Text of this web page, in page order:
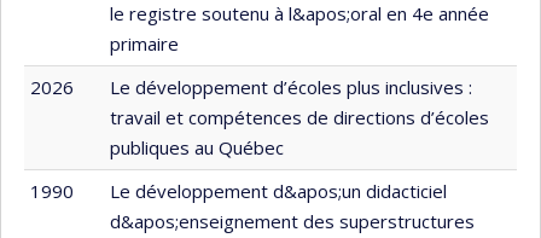
le registre soutenu à l&apos;oral en 4e année
primaire
2026
Le développement d’écoles plus inclusives :
travail et compétences de directions d’écoles
publiques au Québec
1990
Le développement d&apos;un didacticiel
d&apos;enseignement des superstructures